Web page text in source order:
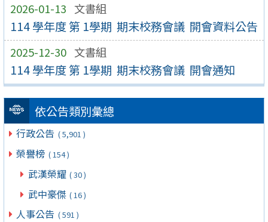
2026-01-13 文書組
114 學年度 第 1學期 期末校務會議 開會資料公告
2025-12-30 文書組
114 學年度 第 1學期 期末校務會議 開會通知
依公告類別彙總
行政公告 ( 5,901 )
榮譽榜 ( 154 )
武漢榮耀 ( 30 )
武中豪傑 ( 16 )
人事公告 ( 591 )